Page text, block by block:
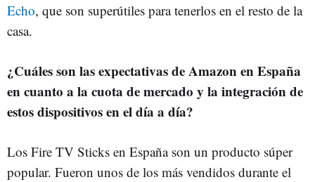
Echo, que son superútiles para tenerlos en el resto de la
casa.
¿Cuáles son las expectativas de Amazon en España
en cuanto a la cuota de mercado y la integración de
estos dispositivos en el día a día?
Los Fire TV Sticks en España son un producto súper
popular. Fueron unos de los más vendidos durante el